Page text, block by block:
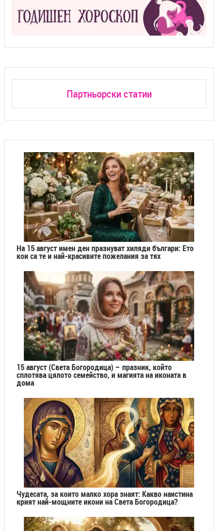
Партньорски статии
На 15 август имен ден празнуват хиляди българи: Ето
кои са те и най-красивите пожелания за тях
15 август (Света Богородица) – празник, който
сплотява цялото семейство, и магията на иконата в
дома
Чудесата, за които малко хора знаят: Какво наистина
крият най-мощните икони на Света Богородица?